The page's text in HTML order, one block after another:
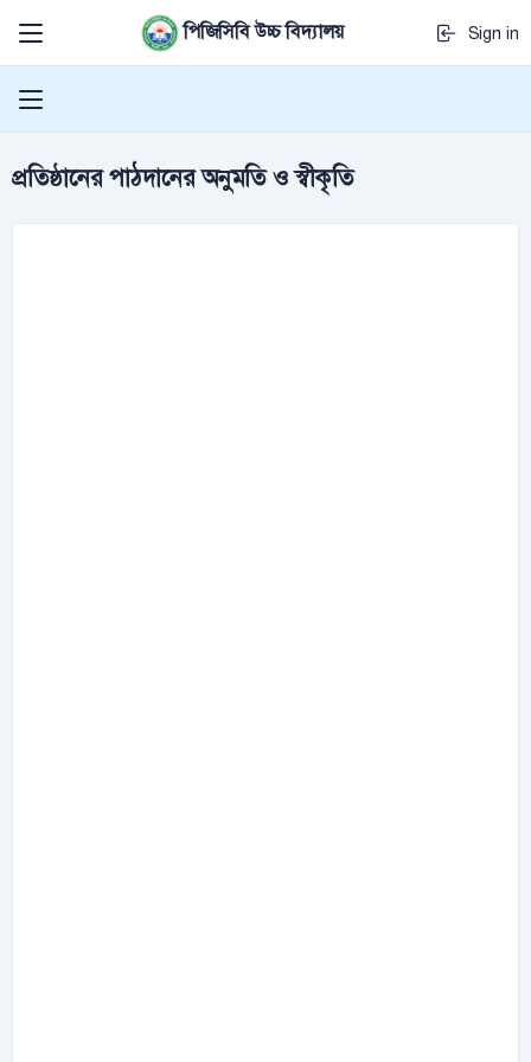
পিজিসিবি উচ্চ বিদ্যালয় Sign in
প্রতিষ্ঠানের পাঠদানের অনুমতি ও স্বীকৃতি